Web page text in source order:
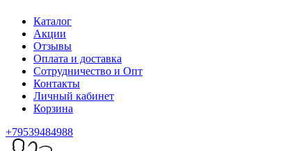
Каталог
Акции
Отзывы
Оплата и доставка
Сотрудничество и Опт
Контакты
Личный кабинет
Корзина
+79539484988